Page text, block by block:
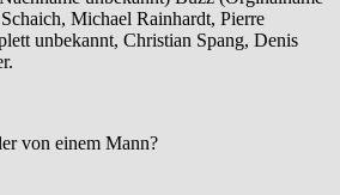
Michael Rainhardt, Pierre
unbekannt, Christian Spang, Denis
von einem Mann?